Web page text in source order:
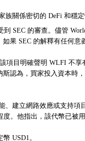
關係密切的 DeFi 和穩
SEC 的審查。儘管
果 SEC 的解釋有任何意
目明確聲明 WLFI 不
認為，買家投入資本
建立網路效應或支持項
。他指出，該代幣已被
USD1。